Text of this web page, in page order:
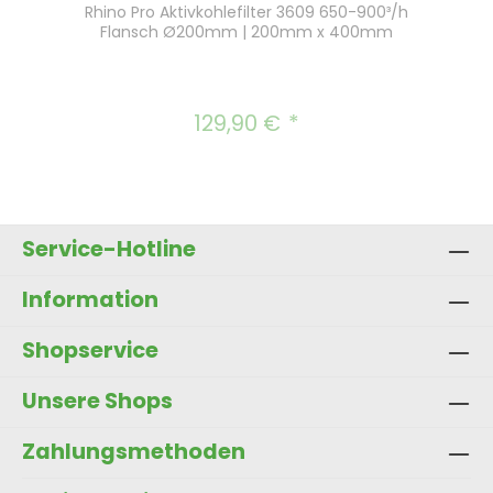
Rhino Pro Aktivkohlefilter 3609 650-900³/h
Flansch Ø200mm | 200mm x 400mm
Regulärer Preis:
129,90 €
Service-Hotline
Information
Shopservice
Unsere Shops
Zahlungsmethoden